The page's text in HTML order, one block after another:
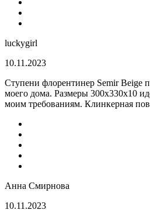
luckygirl
10.11.2023
Ступени флорентинер Semir Beige
моего дома. Размеры 300х330х10
моим требованиям. Клинкерная
Анна Смирнова
10.11.2023